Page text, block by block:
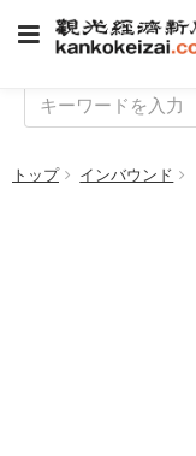
トップ インバウンド